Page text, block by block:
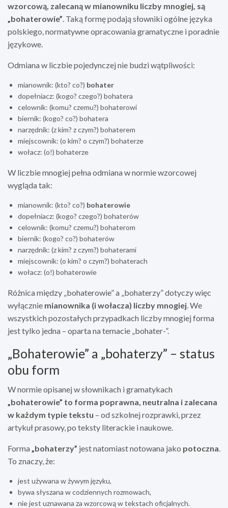
wzorcową, zalecaną w mianowniku liczby mnogiej, są
„bohaterowie”. Taką formę podają słowniki ogólne języka
polskiego, normatywne opracowania gramatyczne i poradnie
językowe.
Odmiana w liczbie pojedynczej nie budzi wątpliwości:
mianownik: (kto? co?) bohater
dopełniacz: (kogo? czego?) bohatera
celownik: (komu? czemu?) bohaterowi
biernik: (kogo? co?) bohatera
narzędnik: (z kim? z czym?) bohaterem
miejscownik: (o kim? o czym?) bohaterze
wołacz: (o!) bohaterze
W liczbie mnogiej pełna odmiana w normie wzorcowej
wygląda tak:
mianownik: (kto? co?) bohaterowie
dopełniacz: (kogo? czego?) bohaterów
celownik: (komu? czemu?) bohaterom
biernik: (kogo? co?) bohaterów
narzędnik: (z kim? z czym?) bohaterami
miejscownik: (o kim? o czym?) bohaterach
wołacz: (o!) bohaterowie
Różnica między „bohaterowie” a „bohaterzy” dotyczy więc
wyłącznie mianownika (i wołacza) liczby mnogiej. We
wszystkich pozostałych przypadkach liczby mnogiej forma
jest tylko jedna – oparta na temacie „bohater-”.
„Bohaterowie” a „bohaterzy” – status
obu form
W normie opisanej w słownikach i gramatykach
„bohaterowie” to forma poprawna, neutralna i zalecana
w każdym typie tekstu – od szkolnej rozprawki, przez
artykuł prasowy, po teksty literackie i naukowe.
Forma„bohaterzy” jest natomiast notowana jako potoczna.
To znaczy, że:
jest używana w żywym języku,
bywa słyszana w codziennych rozmowach,
nie jest uznawana za wzorcową w tekstach oficjalnych.